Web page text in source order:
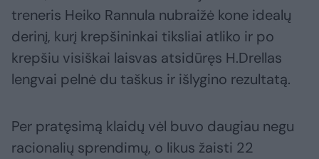
treneris Heiko Rannula nubraižė kone idealų
derinį, kurį krepšininkai tiksliai atliko ir po
krepšiu visiškai laisvas atsidūręs H.Drellas
lengvai pelnė du taškus ir išlygino rezultatą.
Per pratęsimą klaidų vėl buvo daugiau negu
racionalių sprendimų, o likus žaisti 22